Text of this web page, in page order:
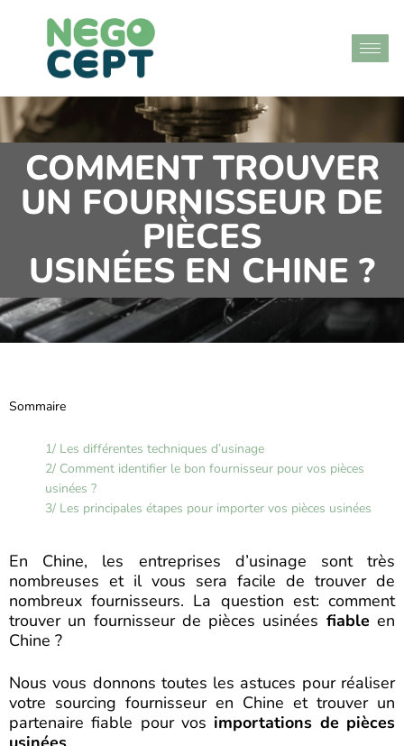
COMMENT TROUVER
UN FOURNISSEUR DE
PIÈCES
USINÉES EN CHINE ?
Sommaire
1/ Les différentes techniques d’usinage
2/ Comment identifier le bon fournisseur pour vos pièces
usinées ?
3/ Les principales étapes pour importer vos pièces usinées
En Chine, les entreprises d’usinage sont très
nombreuses et il vous sera facile de trouver de
nombreux fournisseurs. La question est: comment
trouver un fournisseur de pièces usinées fiable en
Chine ?
Nous vous donnons toutes les astuces pour réaliser
votre sourcing fournisseur en Chine et trouver un
partenaire fiable pour vos importations de pièces